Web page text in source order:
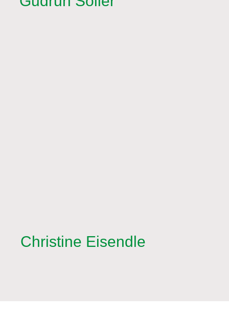
Christine Eisendle